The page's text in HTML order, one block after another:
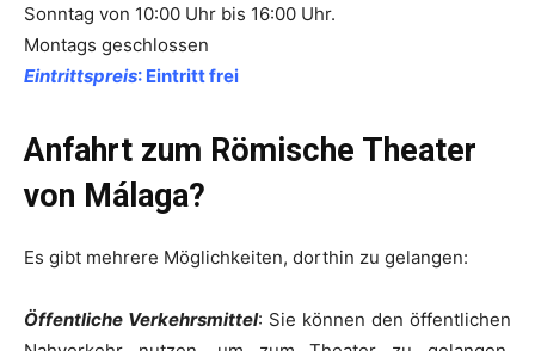
Sonntag von 10:00 Uhr bis 16:00 Uhr.
Montags geschlossen
Eintrittspreis: Eintritt frei
Anfahrt zum Römische Theater
von Málaga?
Es gibt mehrere Möglichkeiten, dorthin zu gelangen:
Öffentliche Verkehrsmittel: Sie können den öffentlichen